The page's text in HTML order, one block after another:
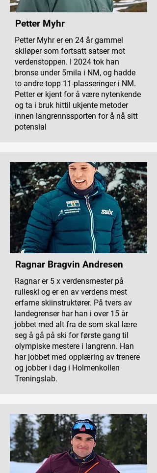
Petter Myhr
Petter Myhr er en 24 år gammel
skiløper som fortsatt satser mot
verdenstoppen. I 2024 tok han
bronse under 5mila i NM, og hadde
to andre topp 11-plasseringer i NM.
Petter er kjent for å være nytenkende
og ta i bruk hittil ukjente metoder
innen langrennssporten for å nå sitt
potensial
Ragnar Bragvin Andresen
Ragnar er 5 x verdensmester på
rulleski og er en av verdens mest
erfarne skiinstruktører. På tvers av
landegrenser har han i over 15 år
jobbet med alt fra de som skal lære
seg å gå på ski for første gang til
olympiske mestere i langrenn. Han
har jobbet med opplæring av trenere
og jobber i dag i Holmenkollen
Treningslab.